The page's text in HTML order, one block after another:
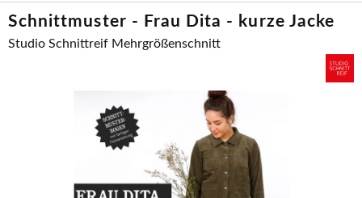
Schnittmuster - Frau Dita - kurze Jacke
Studio Schnittreif Mehrgrößenschnitt